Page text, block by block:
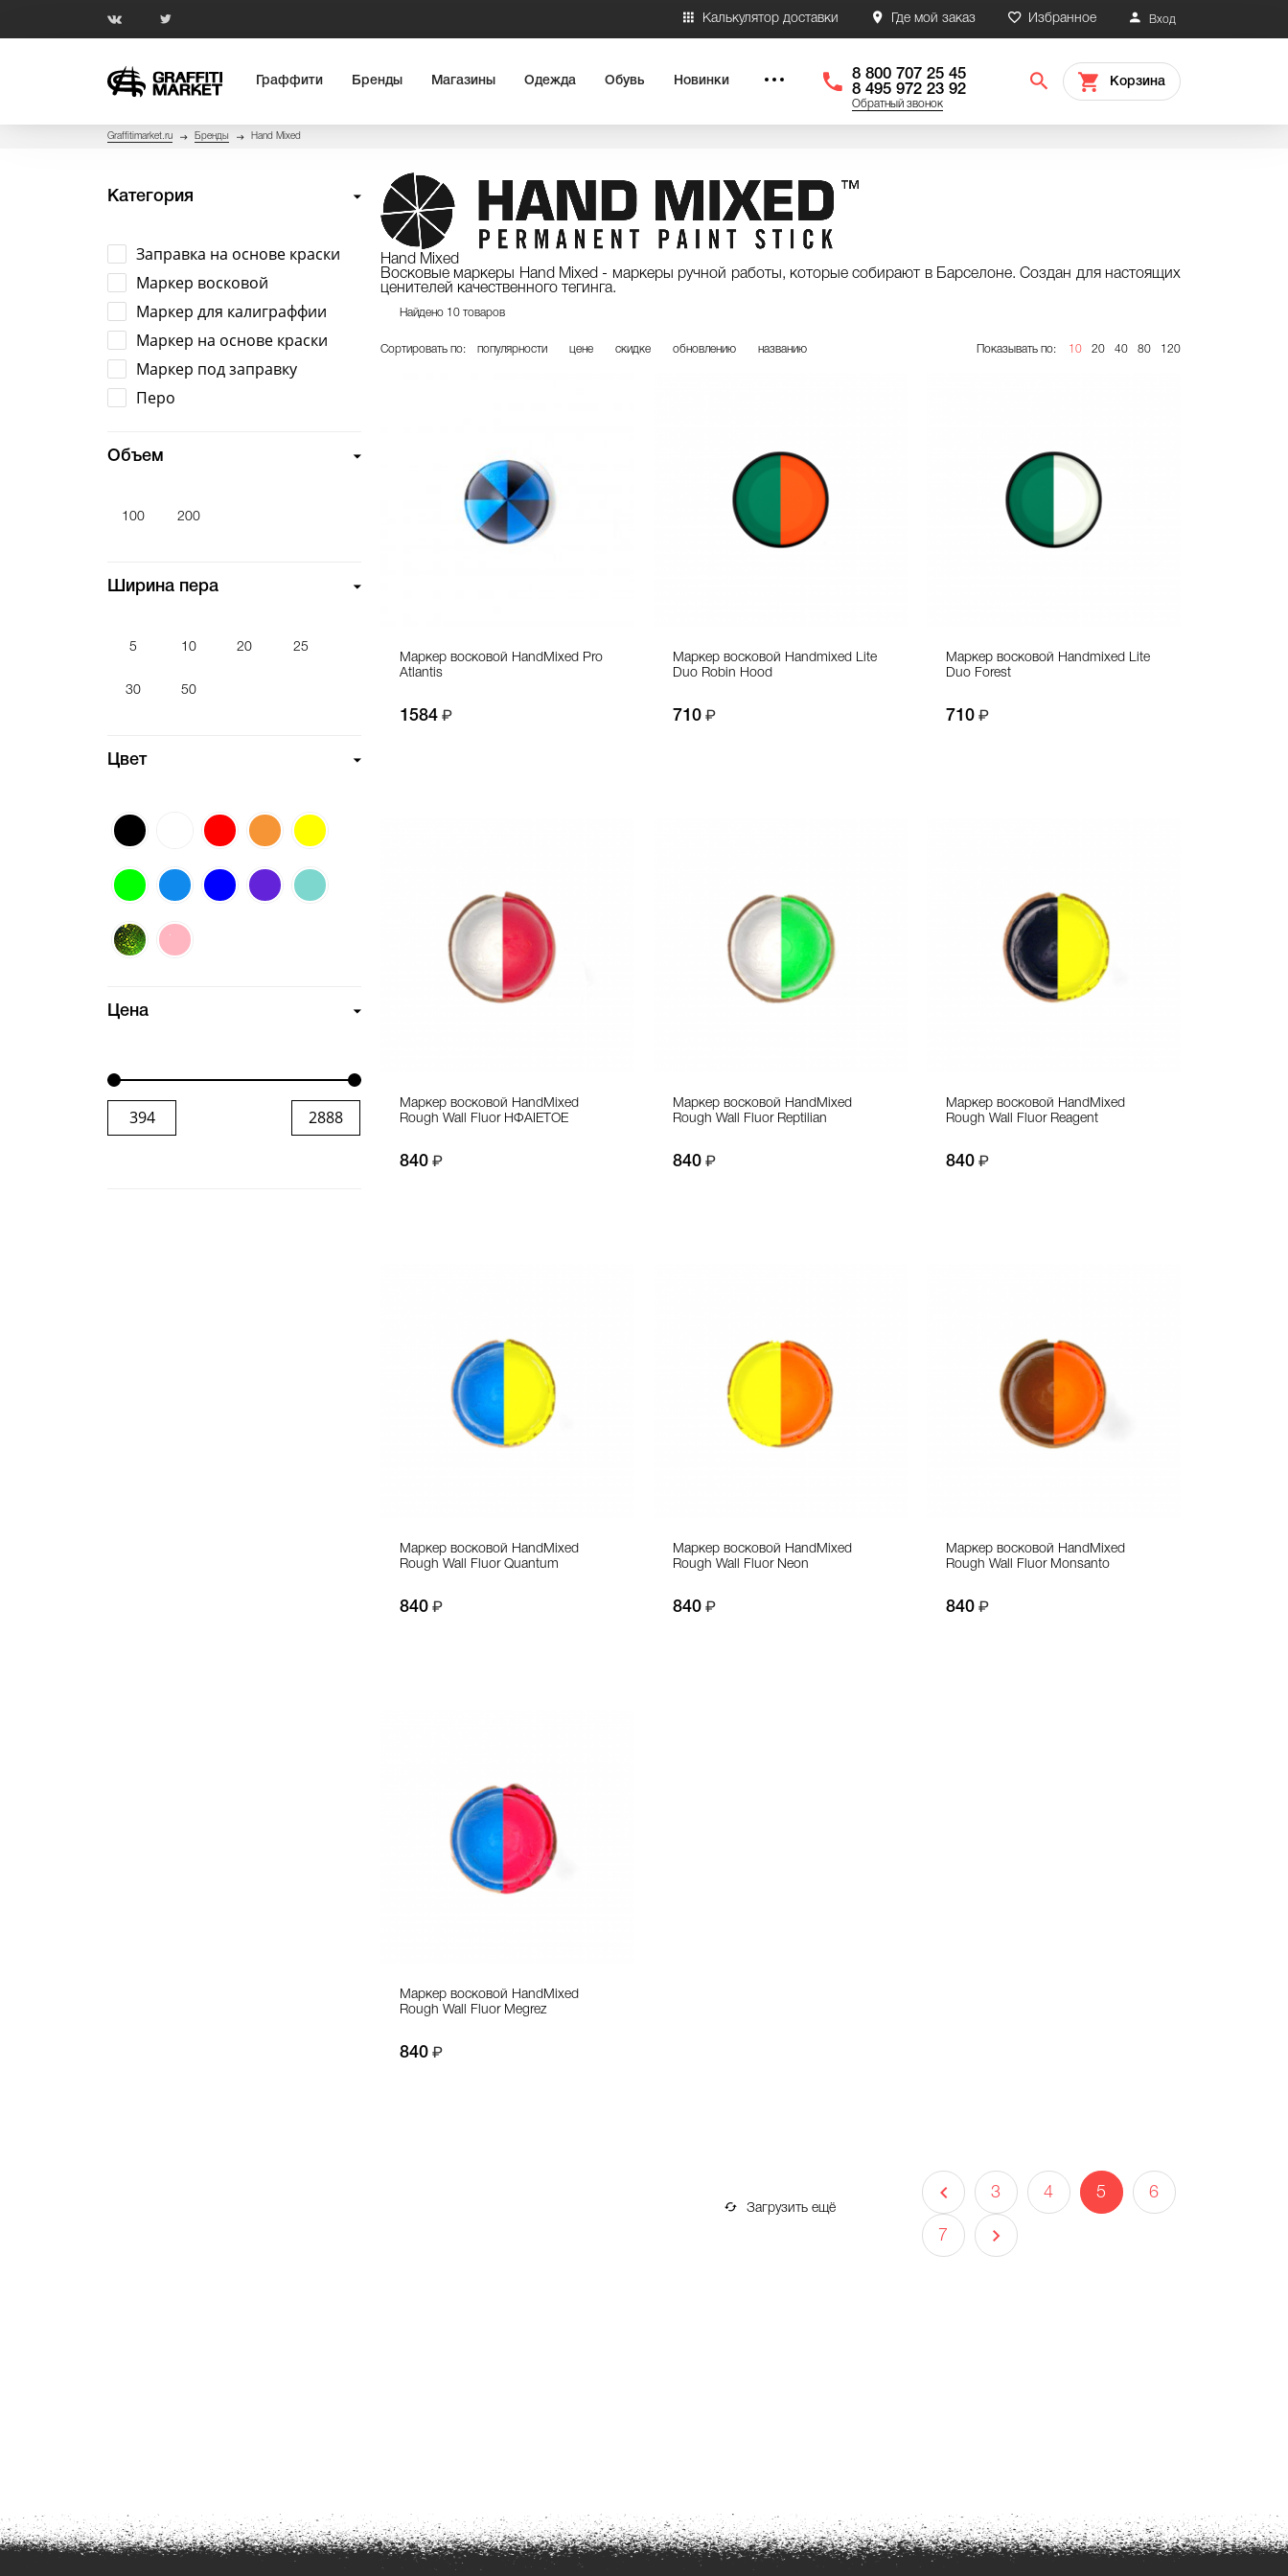
Вход
Избранное
Где мой заказ
Калькулятор доставки
Граффити Бренды Магазины Одежда Обувь Новинки
8 800 707 25 45
8 495 972 23 92
Обратный звонок
Корзина
Graffitimarket.ru Бренды Hand Mixed
Категория
Заправка на основе краски
Маркер восковой
Маркер для калиграффии
Маркер на основе краски
Маркер под заправку
Перо
Объем
100 200
Ширина пера
5 10 20 25
30 50
Цвет
Цена
Hand Mixed
Восковые маркеры Hand Mixed - маркеры ручной работы, которые собирают в Барселоне. Создан для настоящих
ценителей качественного тегинга.
Найдено 10 товаров
Сортировать по: популярности цене скидке обновлению названию Показывать по: 10 20 40 80 120
Маркер восковой HandMixed Pro
Atlantis
1584
Маркер восковой Handmixed Lite
Duo Robin Hood
710
Маркер восковой Handmixed Lite
Duo Forest
710
Маркер восковой HandMixed
Rough Wall Fluor НФАIETOE
840
Маркер восковой HandMixed
Rough Wall Fluor Reptilian
840
Маркер восковой HandMixed
Rough Wall Fluor Reagent
840
Маркер восковой HandMixed
Rough Wall Fluor Quantum
840
Маркер восковой HandMixed
Rough Wall Fluor Neon
840
Маркер восковой HandMixed
Rough Wall Fluor Monsanto
840
Маркер восковой HandMixed
Rough Wall Fluor Megrez
840
Загрузить ещё
3 4 5 6
7